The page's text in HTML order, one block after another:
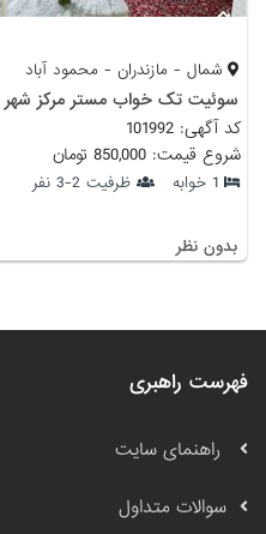
شمال - مازندران - محمود آباد
کد آگهی: 101992
شروع قیمت: 850,000 تومان
1 خوابه ظرفیت 2-3 نفر
بدون نظر
فهرست راهبری
راهنمای سایت
سوالات متداول